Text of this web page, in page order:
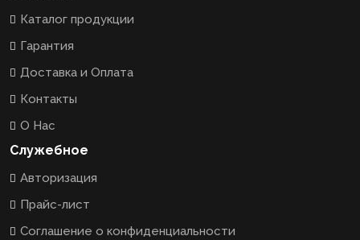
Каталог продукции
Гарантия
Доставка и Оплата
Контакты
О Нас
Служебное
Авторизация
Прайс-лист
Соглашение о конфиденциальности